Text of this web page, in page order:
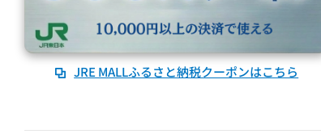
JRE MALLふるさと納税クーポンはこちら